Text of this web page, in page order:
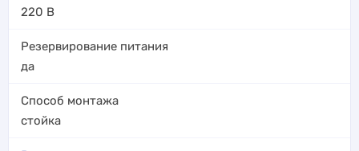
220 В
Резервирование питания
да
Способ монтажа
стойка